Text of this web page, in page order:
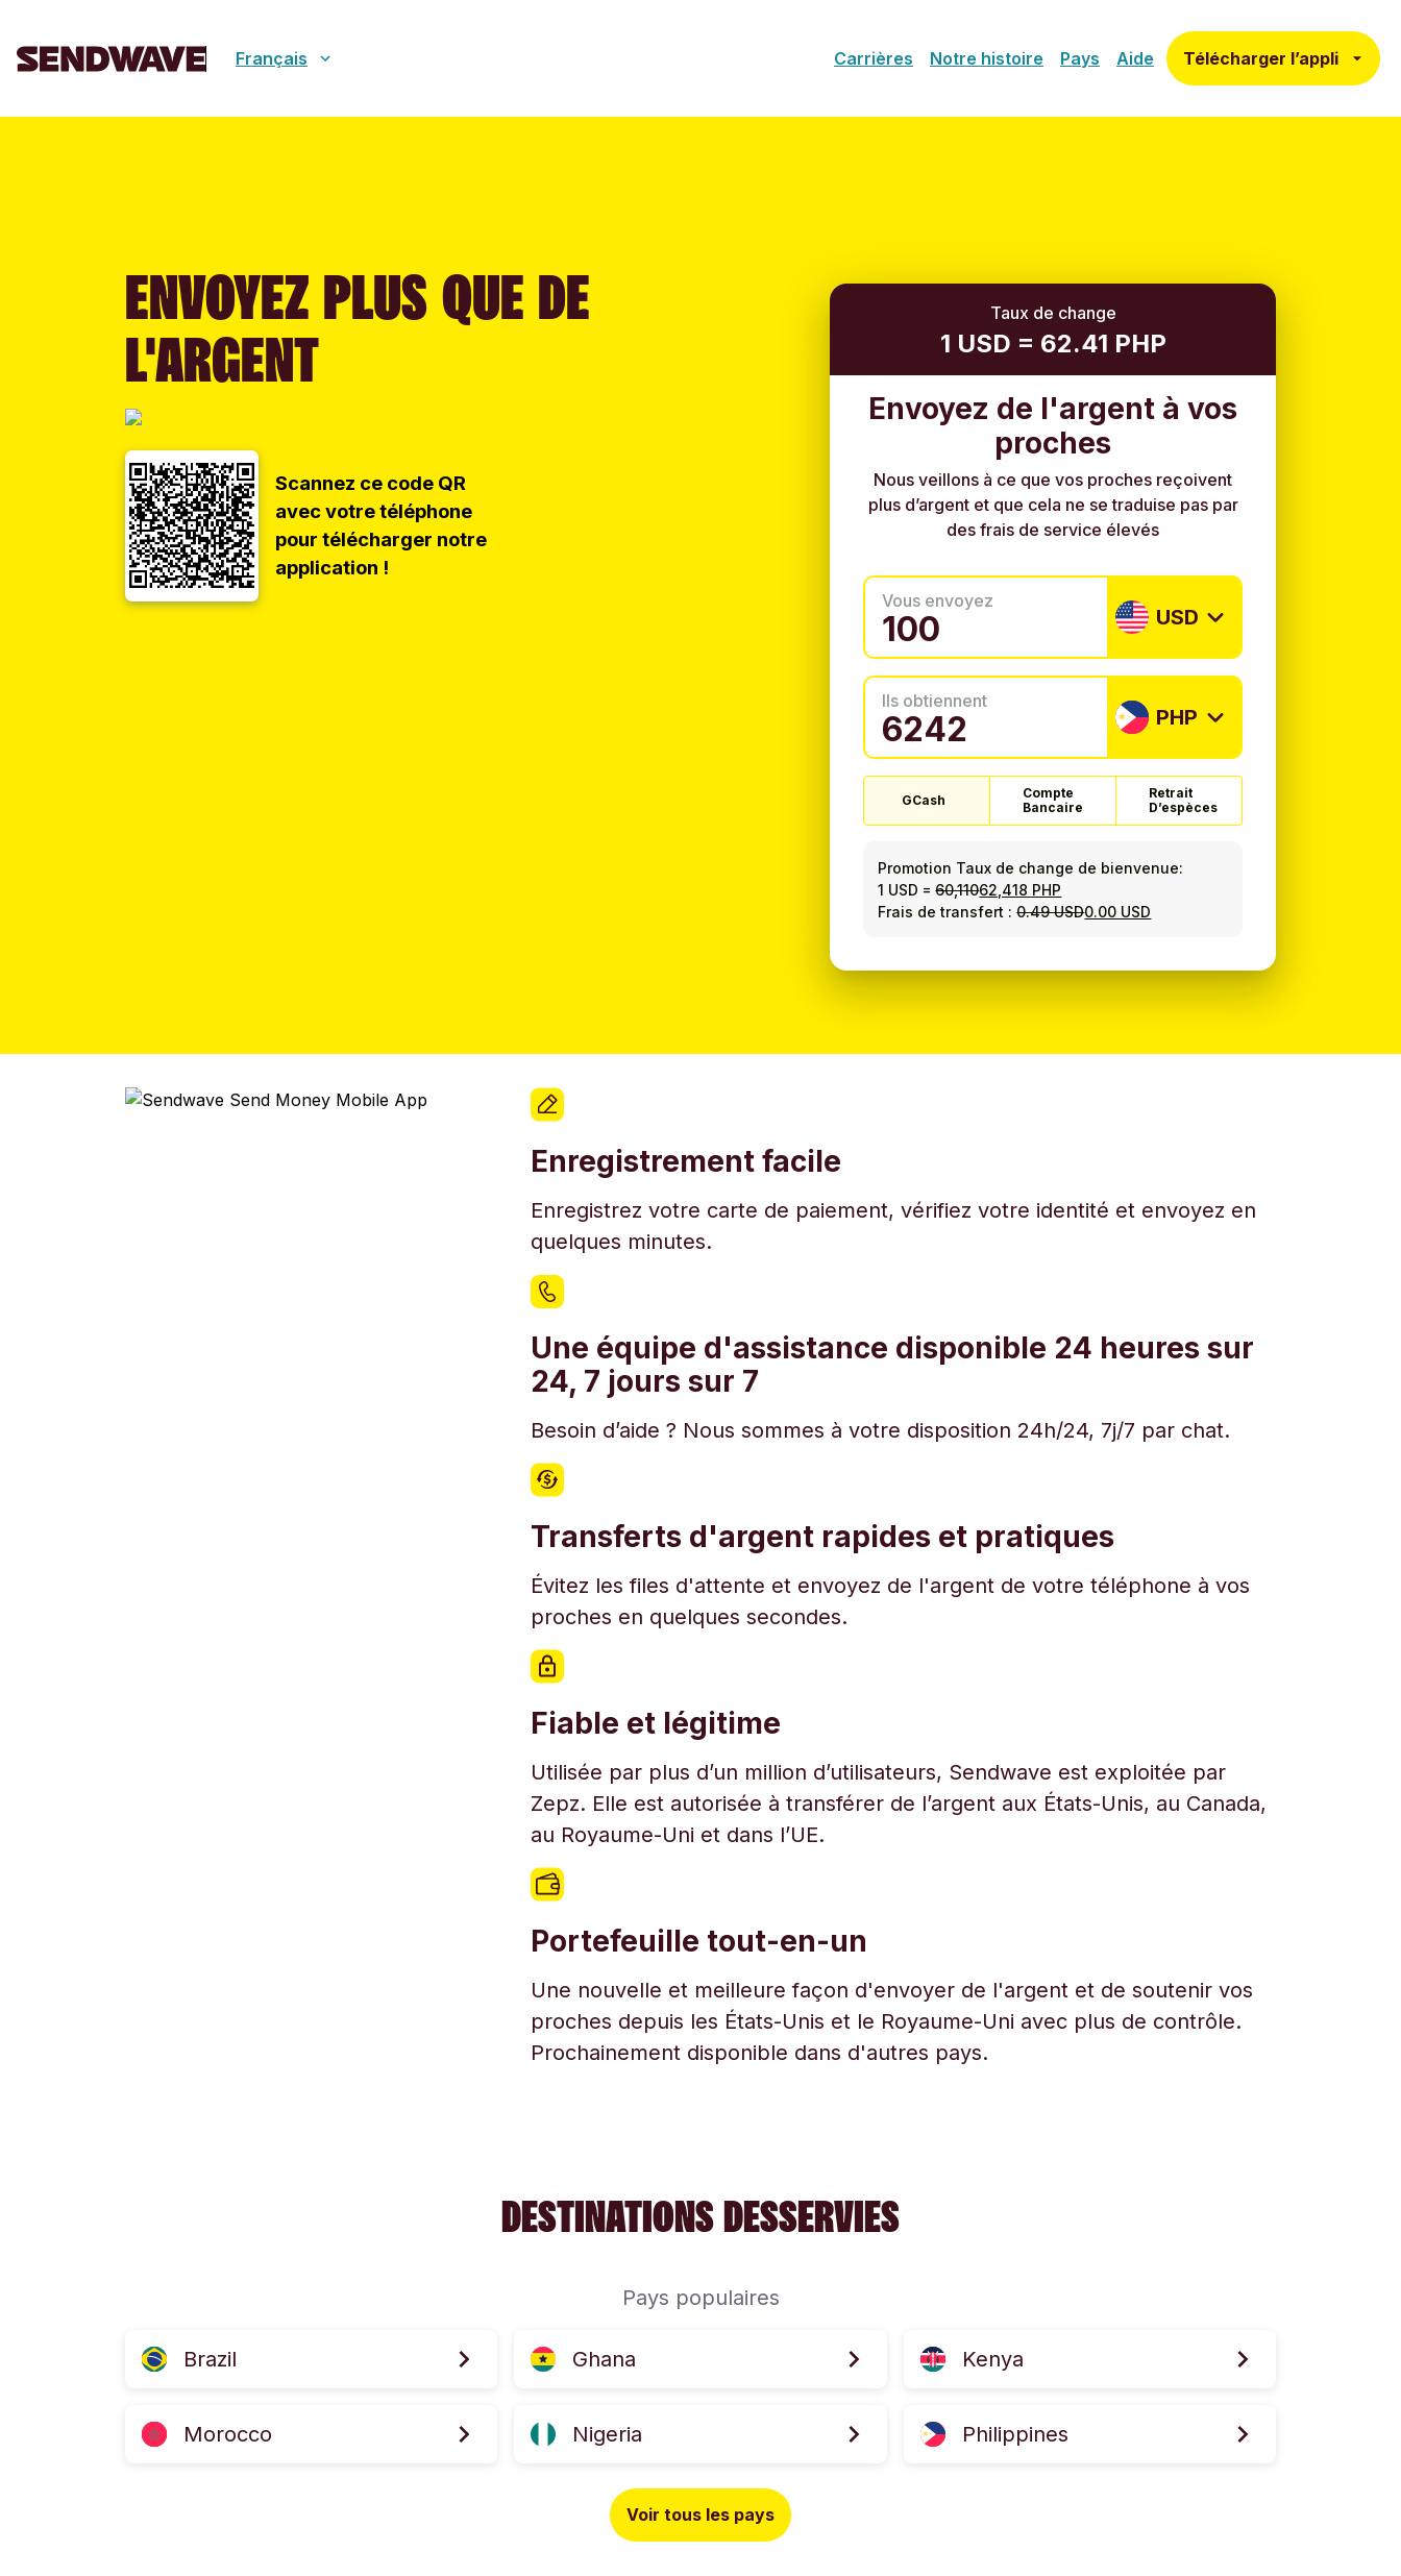
Français Carrières Notre histoire Pays Aide Télécharger l’appli
ENVOYEZ PLUS QUE DE
L'ARGENT
Scannez ce code QR
avec votre téléphone
pour télécharger notre
application !
Taux de change
1 USD = 62.41 PHP
Envoyez de l'argent à vos
proches
Nous veillons à ce que vos proches reçoivent
plus d’argent et que cela ne se traduise pas par
des frais de service élevés
Vous envoyez
USD
Ils obtiennent
PHP
GCash
Compte
Bancaire
Retrait
D’espèces
Promotion Taux de change de bienvenue:
1 USD =60,11062,418 PHP
Frais de transfert :0.49 USD0.00 USD
Enregistrement facile
Enregistrez votre carte de paiement, vérifiez votre identité et envoyez en
quelques minutes.
Une équipe d'assistance disponible 24 heures sur
24, 7 jours sur 7
Besoin d’aide ? Nous sommes à votre disposition 24h/24, 7j/7 par chat.
Transferts d'argent rapides et pratiques
Évitez les files d'attente et envoyez de l'argent de votre téléphone à vos
proches en quelques secondes.
Fiable et légitime
Utilisée par plus d’un million d’utilisateurs, Sendwave est exploitée par
Zepz. Elle est autorisée à transférer de l’argent aux États-Unis, au Canada,
au Royaume-Uni et dans l’UE.
Portefeuille tout-en-un
Une nouvelle et meilleure façon d'envoyer de l'argent et de soutenir vos
proches depuis les États-Unis et le Royaume-Uni avec plus de contrôle.
Prochainement disponible dans d'autres pays.
DESTINATIONS DESSERVIES
Pays populaires
Brazil Ghana Kenya
Morocco Nigeria Philippines
Voir tous les pays